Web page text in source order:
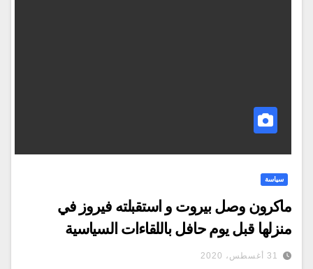
سياسة
ماكرون وصل بيروت و استقبلته فيروز في
منزلها قبل يوم حافل باللقاءات السياسية
31 أغسطس، 2020